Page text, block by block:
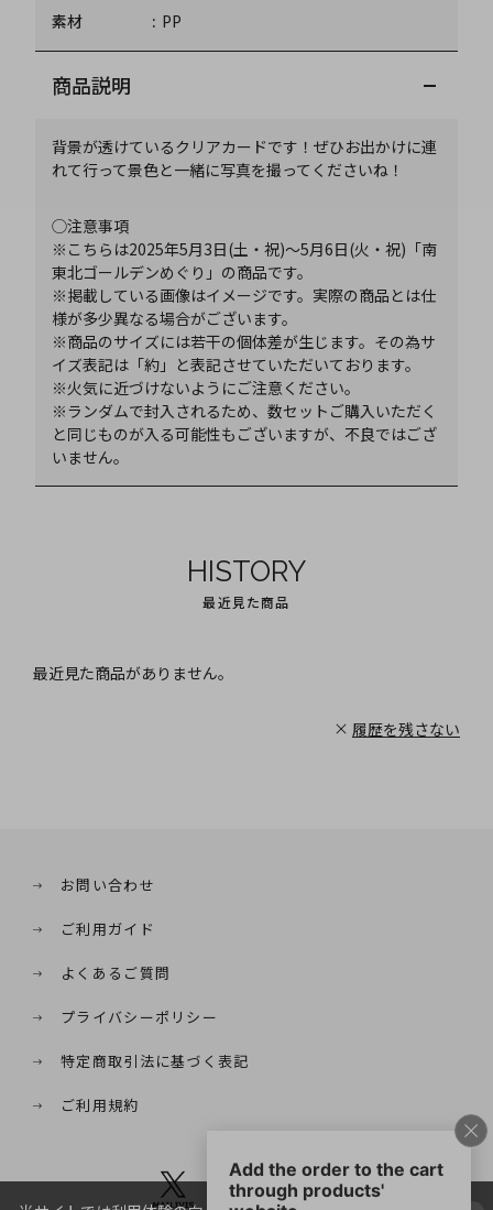
素材
PP
商品説明
背景が透けているクリアカードです！ぜひお出かけに連
れて行って景色と一緒に写真を撮ってくださいね！
◯注意事項
※こちらは2025年5月3日(土・祝)～5月6日(火・祝)「南
東北ゴールデンめぐり」の商品です。
※掲載している画像はイメージです。実際の商品とは仕
様が多少異なる場合がございます。
※商品のサイズには若干の個体差が生じます。その為サ
イズ表記は「約」と表記させていただいております。
※火気に近づけないようにご注意ください。
※ランダムで封入されるため、数セットご購入いただく
と同じものが入る可能性もございますが、不良ではござ
いません。
HISTORY
最近見た商品
最近見た商品がありません。
履歴を残さない
お問い合わせ
ご利用ガイド
よくあるご質問
プライバシーポリシー
特定商取引法に基づく表記
ご利用規約